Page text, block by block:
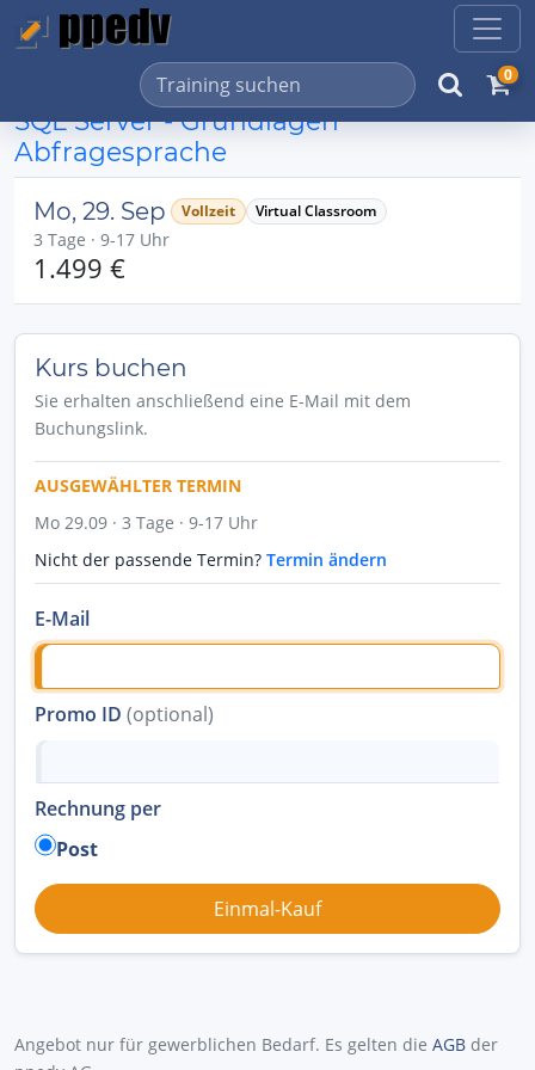
0
SQL Server - Grundlagen
Abfragesprache
Mo, 29. Sep Vollzeit Virtual Classroom
3 Tage · 9-17 Uhr
1.499 €
Kurs buchen
Sie erhalten anschließend eine E-Mail mit dem
Buchungslink.
AUSGEWÄHLTER TERMIN
Mo 29.09 · 3 Tage · 9-17 Uhr
Nicht der passende Termin? Termin ändern
E-Mail
Promo ID (optional)
Rechnung per
Post
Angebot nur für gewerblichen Bedarf. Es gelten die AGB der